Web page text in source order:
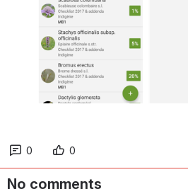
0 0
No comments